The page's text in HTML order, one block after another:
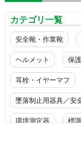
カテゴリ一覧
安全靴・作業靴
ヘルメット 保
耳栓・イヤーマフ
墜落制止用器具／安
環境測定器 標